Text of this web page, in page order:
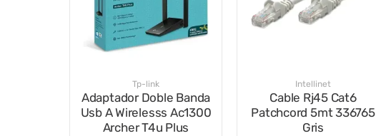
Tp-link
Adaptador Doble Banda
Usb A Wirelesss Ac1300
Archer T4u Plus
Intellinet
Cable Rj45 Cat6
Patchcord 5mt 336765
Gris